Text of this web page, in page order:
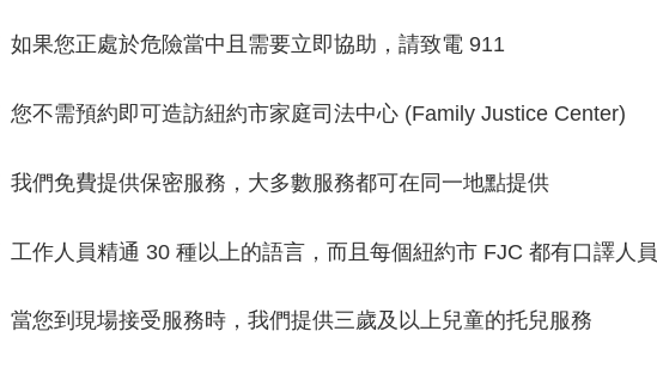
如果您正處於危險當中且需要立即協助，請致電 911
您不需預約即可造訪紐約市家庭司法中心 (Family Justice Center)
我們免費提供保密服務，大多數服務都可在同一地點提供
工作人員精通 30 種以上的語言，而且每個紐約市 FJC 都有口譯人員
當您到現場接受服務時，我們提供三歲及以上兒童的托兒服務